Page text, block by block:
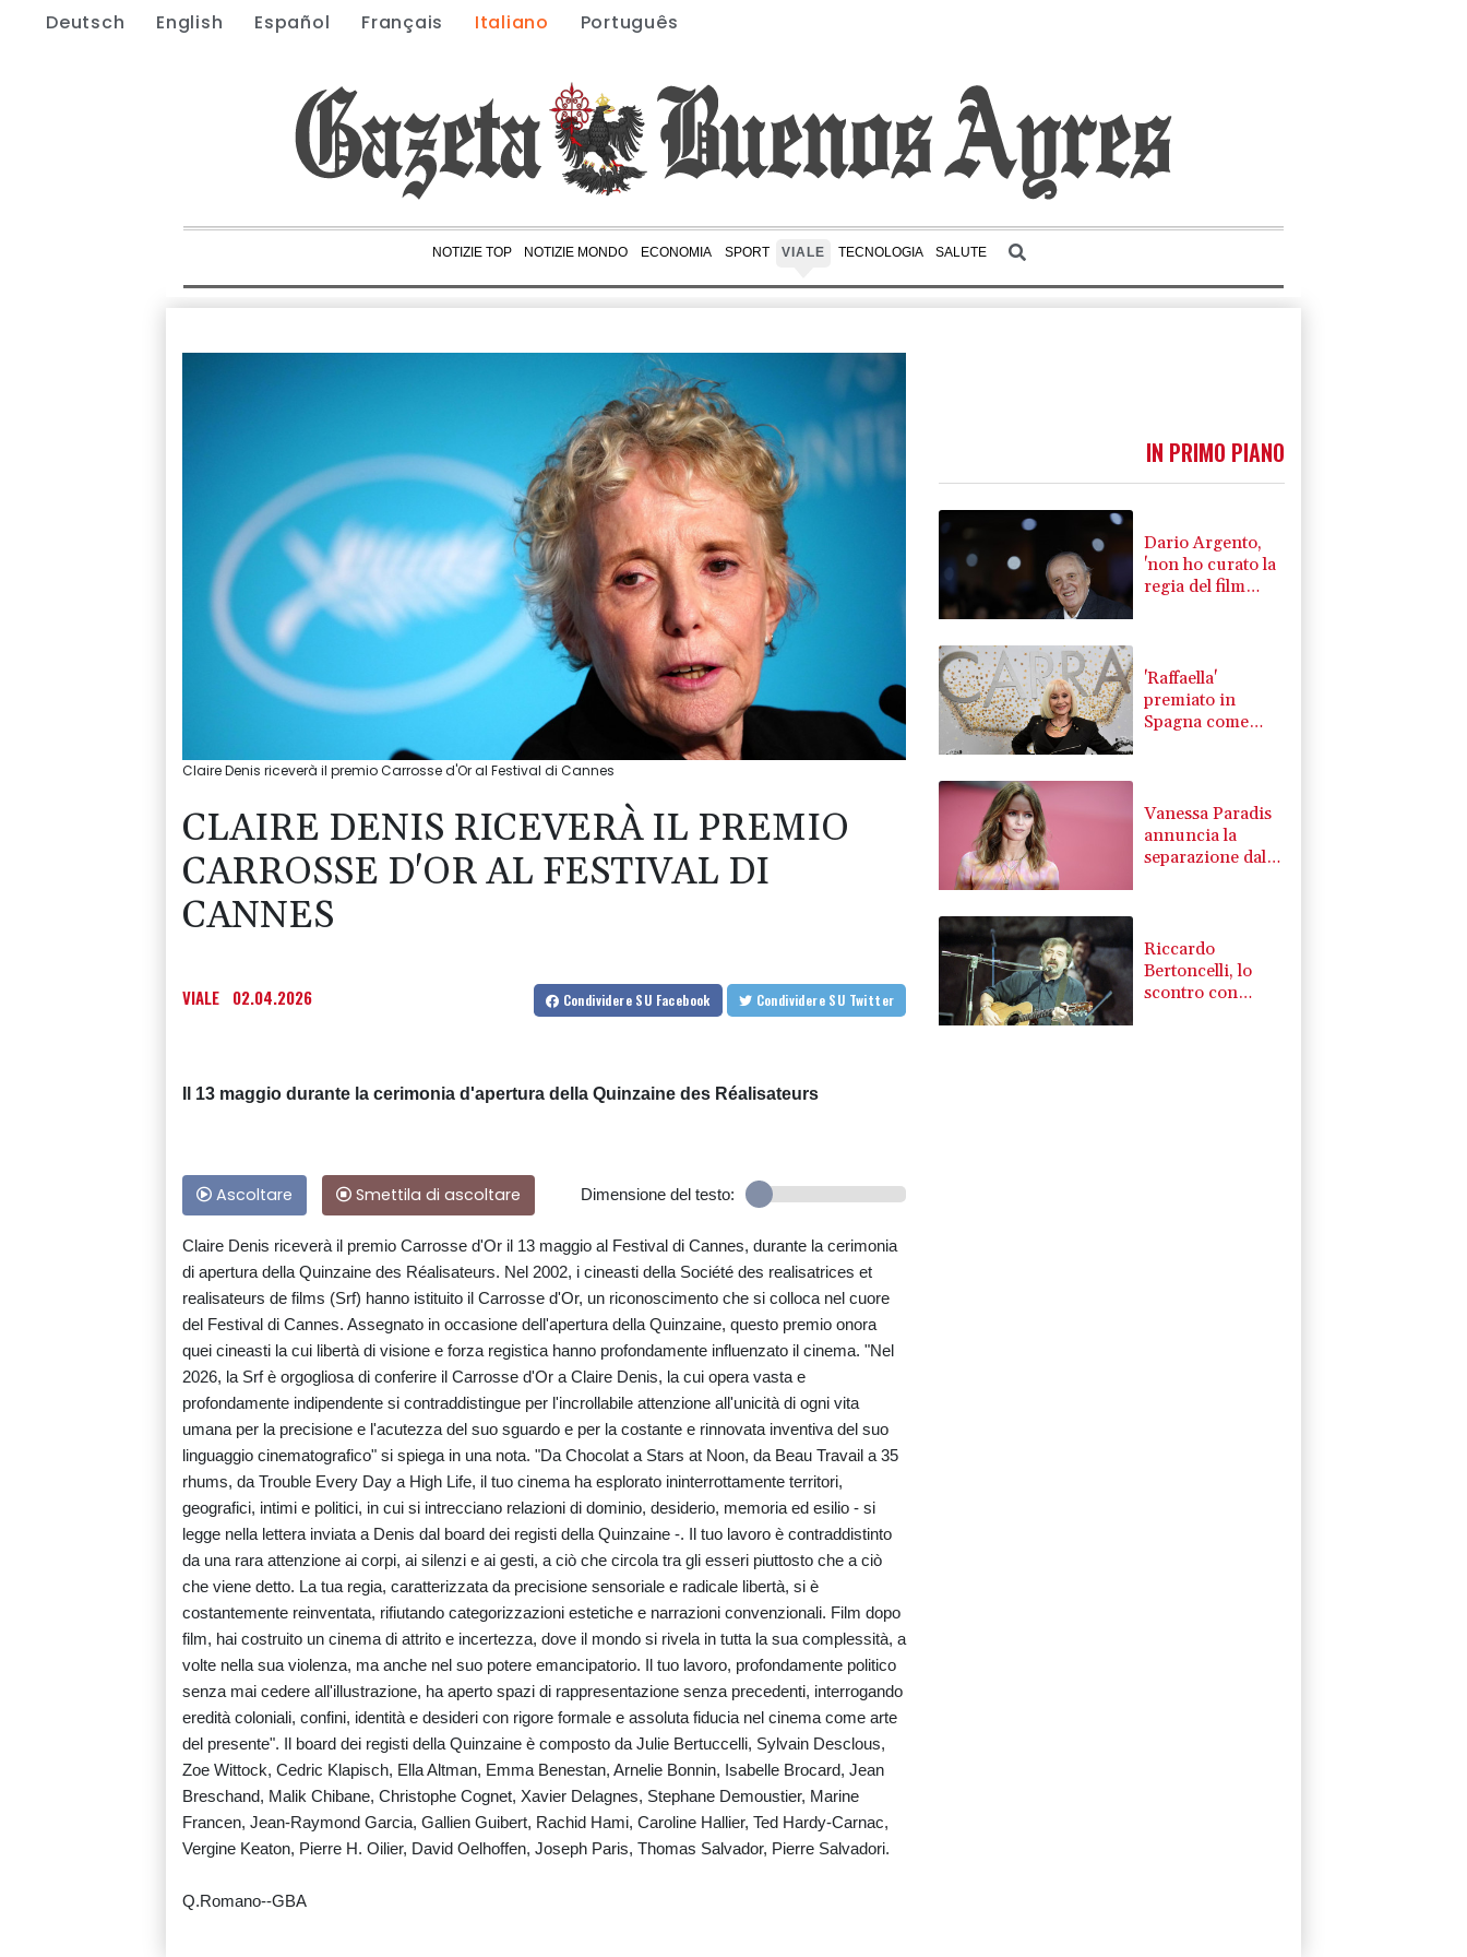
Deutsch English Español Français Italiano Português
NOTIZIE TOP NOTIZIE MONDO ECONOMIA SPORT VIALE TECNOLOGIA SALUTE
Claire Denis riceverà il premio Carrosse d'Or al Festival di Cannes
CLAIRE DENIS RICEVERÀ IL PREMIO
CARROSSE D'OR AL FESTIVAL DI
CANNES
VIALE 02.04.2026 Condividere SU Facebook Condividere SU Twitter
Il 13 maggio durante la cerimonia d'apertura della Quinzaine des Réalisateurs
Ascoltare Smettila di ascoltare Dimensione del testo:
Claire Denis riceverà il premio Carrosse d'Or il 13 maggio al Festival di Cannes, durante la cerimonia
di apertura della Quinzaine des Réalisateurs. Nel 2002, i cineasti della Société des realisatrices et
realisateurs de films (Srf) hanno istituito il Carrosse d'Or, un riconoscimento che si colloca nel cuore
del Festival di Cannes. Assegnato in occasione dell'apertura della Quinzaine, questo premio onora
quei cineasti la cui libertà di visione e forza registica hanno profondamente influenzato il cinema. "Nel
2026, la Srf è orgogliosa di conferire il Carrosse d'Or a Claire Denis, la cui opera vasta e
profondamente indipendente si contraddistingue per l'incrollabile attenzione all'unicità di ogni vita
umana per la precisione e l'acutezza del suo sguardo e per la costante e rinnovata inventiva del suo
linguaggio cinematografico" si spiega in una nota. "Da Chocolat a Stars at Noon, da Beau Travail a 35
rhums, da Trouble Every Day a High Life, il tuo cinema ha esplorato ininterrottamente territori,
geografici, intimi e politici, in cui si intrecciano relazioni di dominio, desiderio, memoria ed esilio - si
legge nella lettera inviata a Denis dal board dei registi della Quinzaine -. Il tuo lavoro è contraddistinto
da una rara attenzione ai corpi, ai silenzi e ai gesti, a ciò che circola tra gli esseri piuttosto che a ciò
che viene detto. La tua regia, caratterizzata da precisione sensoriale e radicale libertà, si è
costantemente reinventata, rifiutando categorizzazioni estetiche e narrazioni convenzionali. Film dopo
film, hai costruito un cinema di attrito e incertezza, dove il mondo si rivela in tutta la sua complessità, a
volte nella sua violenza, ma anche nel suo potere emancipatorio. Il tuo lavoro, profondamente politico
senza mai cedere all'illustrazione, ha aperto spazi di rappresentazione senza precedenti, interrogando
eredità coloniali, confini, identità e desideri con rigore formale e assoluta fiducia nel cinema come arte
del presente". Il board dei registi della Quinzaine è composto da Julie Bertuccelli, Sylvain Desclous,
Zoe Wittock, Cedric Klapisch, Ella Altman, Emma Benestan, Arnelie Bonnin, Isabelle Brocard, Jean
Breschand, Malik Chibane, Christophe Cognet, Xavier Delagnes, Stephane Demoustier, Marine
Francen, Jean-Raymond Garcia, Gallien Guibert, Rachid Hami, Caroline Hallier, Ted Hardy-Carnac,
Vergine Keaton, Pierre H. Oilier, David Oelhoffen, Joseph Paris, Thomas Salvador, Pierre Salvadori.
Q.Romano--GBA
IN PRIMO PIANO
Dario Argento,
'non ho curato la
regia del film
'Raffaella'
premiato in
Spagna come
Vanessa Paradis
annuncia la
separazione dallo
Riccardo
Bertoncelli, lo
scontro con